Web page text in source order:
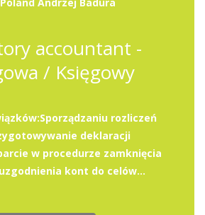
accountant -
/ Księgowy
rozliczeń
deklaracji
w procedurze zamknięcia
kont do celów...